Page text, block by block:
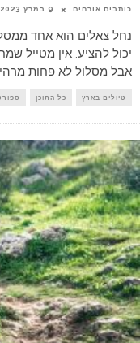
כותבים אורחים 9 במרץ 2023
נחל צאלים הוא אחד
יכול להציע. אין מטייל
אבל מסלול לא פחות
טיולים בארץ כל התוכן